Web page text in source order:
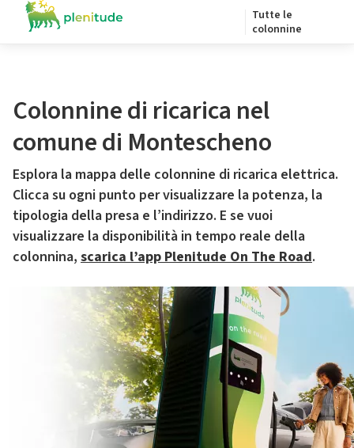
Tutte le
colonnine
Colonnine di ricarica nel
comune di Montescheno
Esplora la mappa delle colonnine di ricarica elettrica.
Clicca su ogni punto per visualizzare la potenza, la
tipologia della presa e l’indirizzo. E se vuoi
visualizzare la disponibilità in tempo reale della
colonnina, scarica l’app Plenitude On The Road.